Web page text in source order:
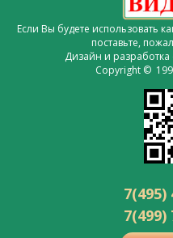
Если Вы будете использовать
поставьте,
Дизайн и
Copyright ©
7(495)
7(499)